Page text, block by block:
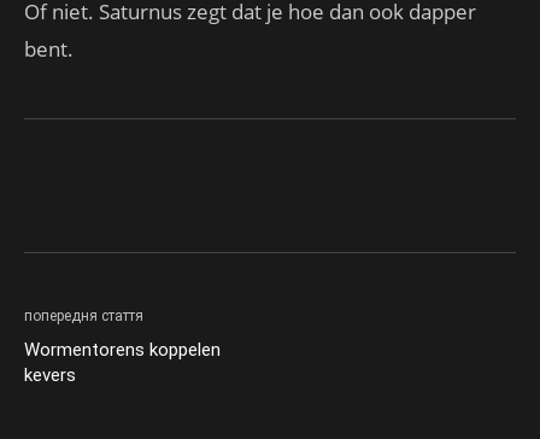
Of niet. Saturnus zegt dat je hoe dan ook dapper
bent.
попередня стаття
Wormentorens koppelen
kevers